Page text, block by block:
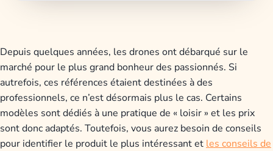
Depuis quelques années, les drones ont débarqué sur le
marché pour le plus grand bonheur des passionnés. Si
autrefois, ces références étaient destinées à des
professionnels, ce n’est désormais plus le cas. Certains
modèles sont dédiés à une pratique de « loisir » et les prix
sont donc adaptés. Toutefois, vous aurez besoin de conseils
pour identifier le produit le plus intéressant et les conseils de